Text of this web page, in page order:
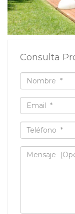
Consulta